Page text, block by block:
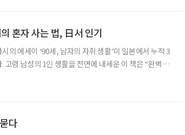
혼자 사는 법, 日서 인기
의 에세이 ‘90세, 남자의 자취 생활’이 일본에서 누적 3
령 남성의 1인 생활을 전면에 내세운 이 책은 “완벽하지
다